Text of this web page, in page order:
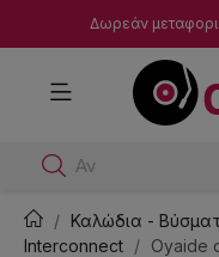
Δωρεάν
Αναζήτησε
Καλώδια -
Interconnect
Oyaide